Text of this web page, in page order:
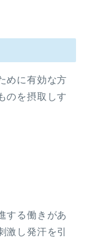
めに有効な方
のを摂取しす
する働きがあ
激し発汗を引